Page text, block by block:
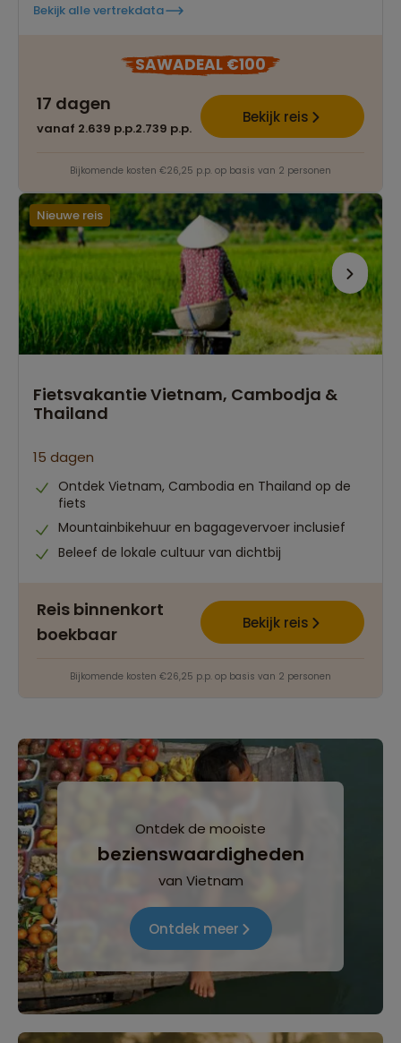
Bekijk alle vertrekdata
SAWADEAL €100
17 dagen
vanaf 2.639 p.p.2.739 p.p.
Bekijk reis
Bijkomende kosten €26,25 p.p. op basis van 2 personen
Nieuwe reis
Fietsvakantie Vietnam, Cambodja &
Thailand
15 dagen
Ontdek Vietnam, Cambodia en Thailand op de
fiets
Mountainbikehuur en bagagevervoer inclusief
Beleef de lokale cultuur van dichtbij
Reis binnenkort
boekbaar
Bekijk reis
Bijkomende kosten €26,25 p.p. op basis van 2 personen
Ontdek de mooiste
bezienswaardigheden
van Vietnam
Ontdek meer